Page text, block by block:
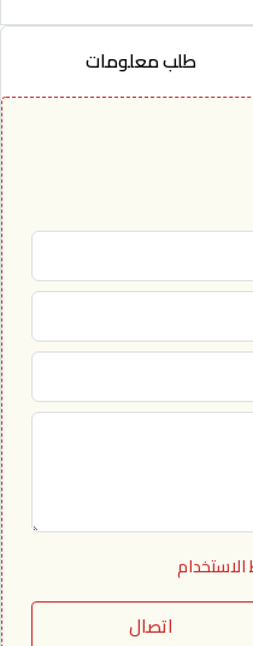
طلب معلومات
اتصال